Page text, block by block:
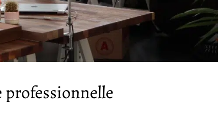
professionnelle